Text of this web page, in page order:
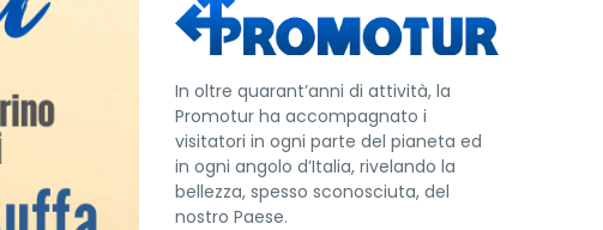
In oltre quarant’anni di attività, la
Promotur ha accompagnato i
visitatori in ogni parte del pianeta ed
in ogni angolo d’Italia, rivelando la
bellezza, spesso sconosciuta, del
nostro Paese.